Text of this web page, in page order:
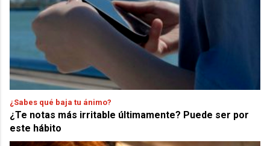
¿Sabes qué baja tu ánimo?
¿Te notas más irritable últimamente? Puede ser por
este hábito